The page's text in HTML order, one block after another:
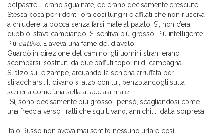
polpastrelli erano sguainate, ed erano decisamente cresciute.
Stessa cosa per i denti, ora così lunghi e affilati che non riusciva
a chiudere la bocca senza farsi male al palato. Sì, non c’era
dubbio, stava cambiando. Si sentiva più grosso. Più intelligente.
Più cattivo. E aveva una fame del diavolo.
Guardò in direzione del camino; gli uomini strani erano
scomparsi, sostituiti da due paffuti topolini di campagna.
Si alzò sulle zampe, arcuando la schiena arruffata per
stiracchiarsi. Il divano si alzò con lui, penzolandogli sulla
schiena come una sella allacciata male.
“Sì, sono decisamente più grosso” pensò, scagliandosi come
una freccia verso i ratti che squittivano, annichiliti dalla sorpresa.
Italo Russo non aveva mai sentito nessuno urlare così.